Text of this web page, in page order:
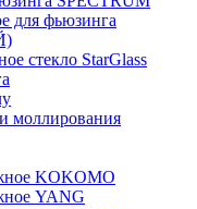
для фьюзинга
стекло StarGlass
моллирования
KOKOMO
YANG